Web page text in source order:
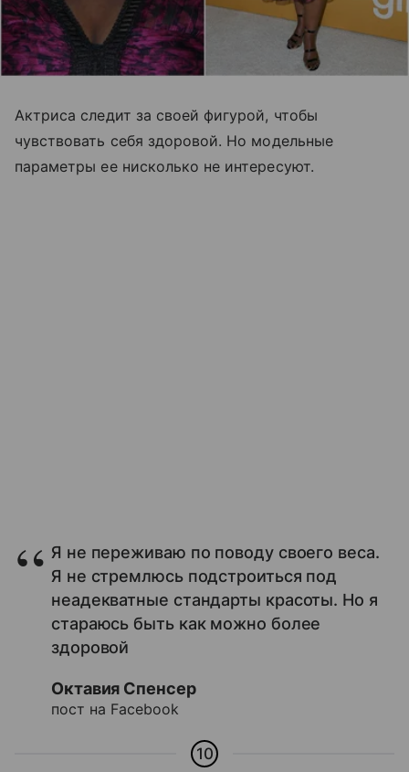
Актриса следит за своей фигурой, чтобы
чувствовать себя здоровой. Но модельные
параметры ее нисколько не интересуют.
Я не переживаю по поводу своего веса.
Я не стремлюсь подстроиться под
неадекватные стандарты красоты. Но я
стараюсь быть как можно более
здоровой
Октавия Спенсер
пост на Facebook
10